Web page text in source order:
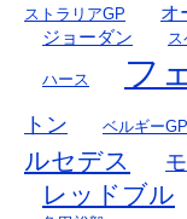
ストラリアGP
オ
ジョーダン ス
ハース フ
トン
ベルギーGP
ルセデス
レッドブル